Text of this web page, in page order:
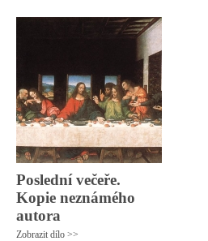
Poslední večeře.
Kopie neznámého
autora
Zobrazit dílo >>